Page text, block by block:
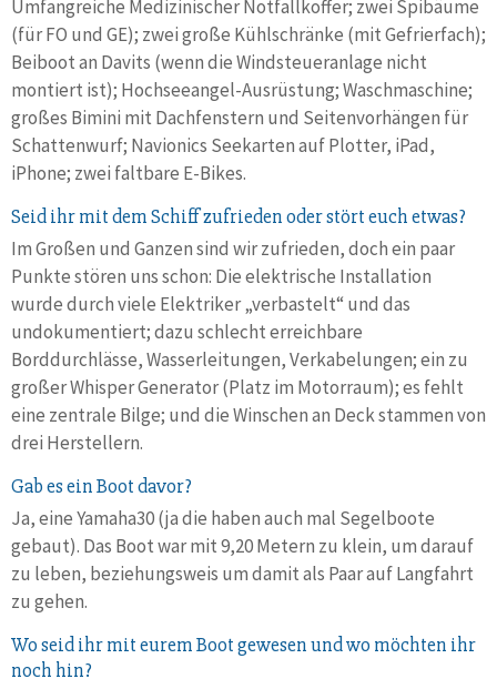
Umfangreiche Medizinischer Notfallkoffer; zwei Spibäume
(für FO und GE); zwei große Kühlschränke (mit Gefrierfach);
Beiboot an Davits (wenn die Windsteueranlage nicht
montiert ist); Hochseeangel-Ausrüstung; Waschmaschine;
großes Bimini mit Dachfenstern und Seitenvorhängen für
Schattenwurf; Navionics Seekarten auf Plotter, iPad,
iPhone; zwei faltbare E-Bikes.
Seid ihr mit dem Schiff zufrieden oder stört euch etwas?
Im Großen und Ganzen sind wir zufrieden, doch ein paar
Punkte stören uns schon: Die elektrische Installation
wurde durch viele Elektriker „verbastelt“ und das
undokumentiert; dazu schlecht erreichbare
Borddurchlässe, Wasserleitungen, Verkabelungen; ein zu
großer Whisper Generator (Platz im Motorraum); es fehlt
eine zentrale Bilge; und die Winschen an Deck stammen von
drei Herstellern.
Gab es ein Boot davor?
Ja, eine Yamaha30 (ja die haben auch mal Segelboote
gebaut). Das Boot war mit 9,20 Metern zu klein, um darauf
zu leben, beziehungsweis um damit als Paar auf Langfahrt
zu gehen.
Wo seid ihr mit eurem Boot gewesen und wo möchten ihr
noch hin?